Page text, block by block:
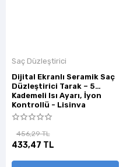
Saç Düzleştirici
Dijital Ekranlı Seramik Saç
Düzleştirici Tarak – 5
Kademeli Isı Ayarı, İyon
Kontrollü - Lisinya
456,29 TL
433,47 TL